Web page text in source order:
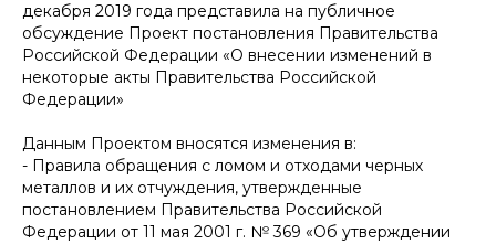
декабря 2019 года представила на публичное
обсуждение Проект постановления Правительства
Российской Федерации «О внесении изменений в
некоторые акты Правительства Российской
Федерации»
Данным Проектом вносятся изменения в:
- Правила обращения с ломом и отходами черных
металлов и их отчуждения, утвержденные
постановлением Правительства Российской
Федерации от 11 мая 2001 г. № 369 «Об утверждении